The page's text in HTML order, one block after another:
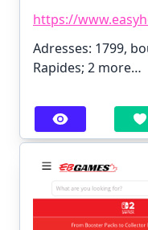
https://
Adresses: 1799,
Rapides; 2 more…